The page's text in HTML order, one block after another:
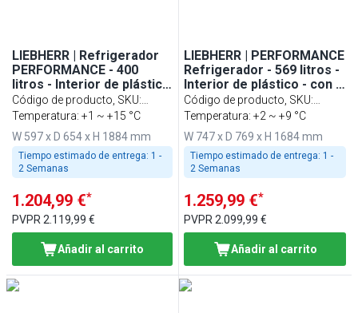
LIEBHERR | Refrigerador
PERFORMANCE - 400
litros - Interior de plástico
- con 1 puerta de cristal -
GRIS
Código de producto, SKU:
998412451
Temperatura: +1 ~ +15 °C
W 597 x D 654 x H 1884 mm
Tiempo estimado de entrega: 1 -
2 Semanas
1.204,99 €*
PVPR2.119,99 €
Añadir al carrito
LIEBHERR | PERFORMANCE
Refrigerador - 569 litros -
Interior de plástico - con 1
puerta de cristal -
BLANCO
Código de producto, SKU:
998413251
Temperatura: +2 ~ +9 °C
W 747 x D 769 x H 1684 mm
Tiempo estimado de entrega: 1 -
2 Semanas
1.259,99 €*
PVPR2.099,99 €
Añadir al carrito